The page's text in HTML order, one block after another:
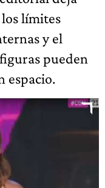
límites
y el
pueden
espacio.